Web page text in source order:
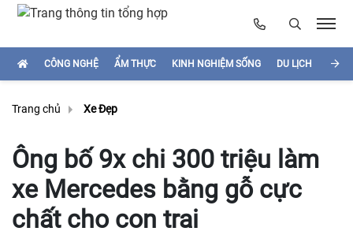
CÔNG NGHỆ ẨM THỰC KINH NGHIỆM SỐNG DU LỊCH
Trang chủ Xe Đẹp
Ông bố 9x chi 300 triệu làm
xe Mercedes bằng gỗ cực
chất cho con trai